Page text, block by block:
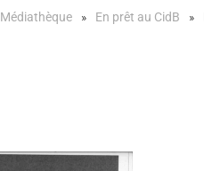
Médiathèque En prêt au CidB